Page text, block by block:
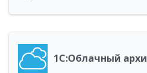
1С:Облачный